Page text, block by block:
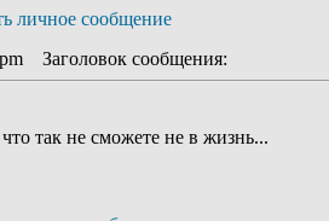
Заголовок сообщения:
так не сможете не в жизнь...